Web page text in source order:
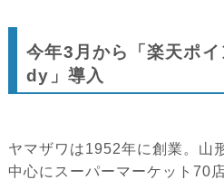
今年3月から「楽天ポ
dy」導入
ヤマザワは1952年に創業。山
中心にスーパーマーケット70